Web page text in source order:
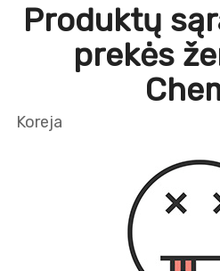
Produktų
prekės
Koreja